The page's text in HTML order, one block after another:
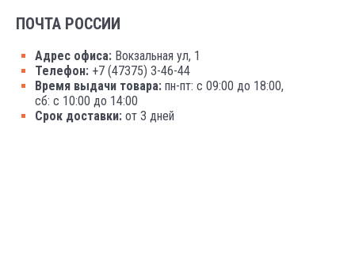
ПОЧТА РОССИИ
Адрес офиса: Вокзальная ул, 1
Телефон: +7 (47375) 3-46-44
Время выдачи товара: пн-пт: с 09:00 до 18:00,
сб: с 10:00 до 14:00
Срок доставки: от 3 дней